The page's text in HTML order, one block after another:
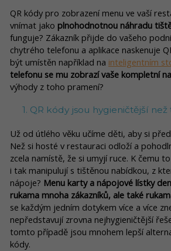
QR kódy pro zobrazení menu ve vaší
vnímat jako plnohodnotnou náhradu
funguje? Zákazník přijde do vašeho
chytrého telefonu a aplikace naskenuje
být umístěn například na inteligentním
telefonu se mu zobrazí vaše kompletní
výhody z toho pramení?
1. QR kódy jsou hygieničtější
Už od útlého věku učíme děti, aby si
Než si hosté v restauraci odloží a
zcela namístě, že si umyjí ruce. K čemu
i tak manipulují s tištěnou nabídkou, z
nápoje? Menu karty a nápojové lístky
rukama mnoha zákazníků, ale také
se každým jedním dotykem více a více
nepředstavují zrovna nejhygieničtější
tomto případě jsou mnohem lepší
kódy.